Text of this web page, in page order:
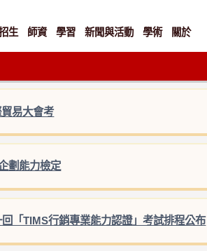
生 師資 學習 新聞與活動 學術 關於
易大會考
劃能力檢定
回「TIMS行銷專業能力認證」考試排程公布